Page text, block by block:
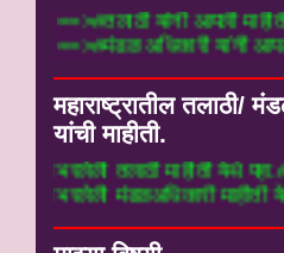
==>#मंडळ
महाराष्ट्रातील तलाठी/
यांची माहीती.
माहीती येथे पहा.#
माहीती येथे पहा.#